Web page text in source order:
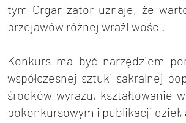
tym Organizator uznaje, że
przejawów różnej wrażliwości.
Konkurs ma być narzędziem
współczesnej sztuki sakralnej
środków wyrazu, kształtowanie
pokonkursowym i publikacji